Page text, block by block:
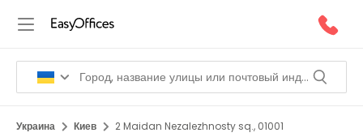
Украина Киев 2 Maidan Nezalezhnosty sq., 01001